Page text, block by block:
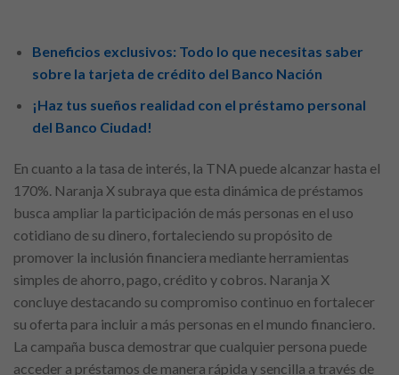
Beneficios exclusivos: Todo lo que necesitas saber
sobre la tarjeta de crédito del Banco Nación
¡Haz tus sueños realidad con el préstamo personal
del Banco Ciudad!
En cuanto a la tasa de interés, la TNA puede alcanzar hasta el
170%. Naranja X subraya que esta dinámica de préstamos
busca ampliar la participación de más personas en el uso
cotidiano de su dinero, fortaleciendo su propósito de
promover la inclusión financiera mediante herramientas
simples de ahorro, pago, crédito y cobros. Naranja X
concluye destacando su compromiso continuo en fortalecer
su oferta para incluir a más personas en el mundo financiero.
La campaña busca demostrar que cualquier persona puede
acceder a préstamos de manera rápida y sencilla a través de